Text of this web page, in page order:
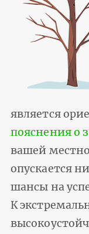
является
пояснения о
вашей
опускается
шансы на
К